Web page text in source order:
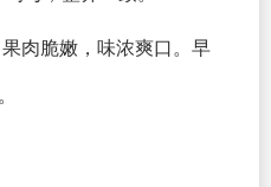
肉脆嫩，味浓爽口。早